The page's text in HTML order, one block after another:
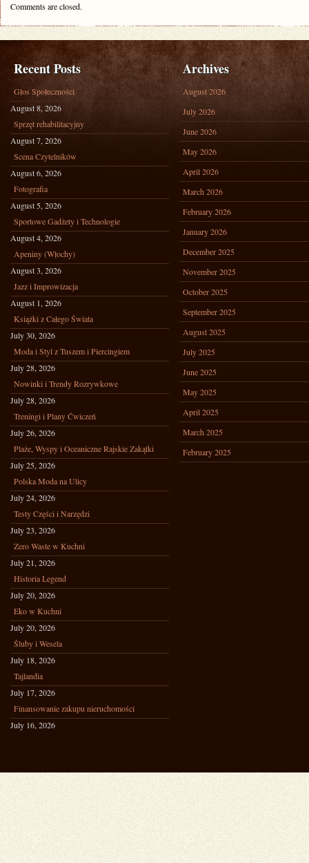
Comments are closed.
Recent Posts
Głos Społeczności
August 8, 2026
Sprzęt rehabilitacyjny
August 7, 2026
Scena Czytelników
August 6, 2026
Fotografia
August 5, 2026
Sportowe Gadżety i Technologie
August 4, 2026
Apeniny (Włochy)
August 3, 2026
Jazz i Improwizacja
August 1, 2026
Książki z Całego Świata
July 30, 2026
Moda i Styl z Tuszem i Piercingiem
July 28, 2026
Nowinki i Trendy Rozrywkowe
July 28, 2026
Treningi i Plany Ćwiczeń
July 26, 2026
Plaże, Wyspy i Oceaniczne Rajskie Zakątki
July 25, 2026
Polska Moda na Ulicy
July 24, 2026
Testy Części i Narzędzi
July 23, 2026
Zero Waste w Kuchni
July 21, 2026
Historia Legend
July 20, 2026
Eko w Kuchni
July 20, 2026
Śluby i Wesela
July 18, 2026
Tajlandia
July 17, 2026
Finansowanie zakupu nieruchomości
July 16, 2026
Archives
August 2026
July 2026
June 2026
May 2026
April 2026
March 2026
February 2026
January 2026
December 2025
November 2025
October 2025
September 2025
August 2025
July 2025
June 2025
May 2025
April 2025
March 2025
February 2025